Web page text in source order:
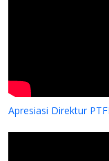
Apresiasi Direktur